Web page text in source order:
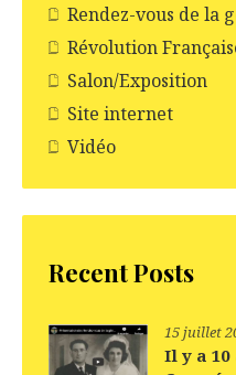
Rendez-vous de la
Révolution
Salon/Exposition
Site internet
Vidéo
Recent Posts
15 juillet
Il y a